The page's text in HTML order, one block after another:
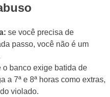
se você precisa de
passo, você não é um
o banco exige batida de
a 7ª e 8ª horas como extras,
violado.